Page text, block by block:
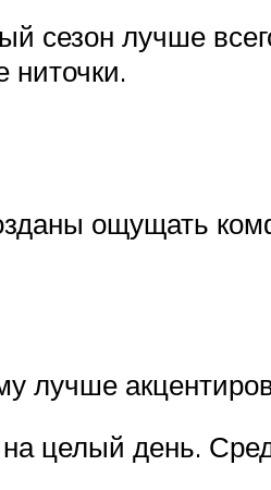
сезон лучше
ниточки.
ощущать
лучше
целый день.